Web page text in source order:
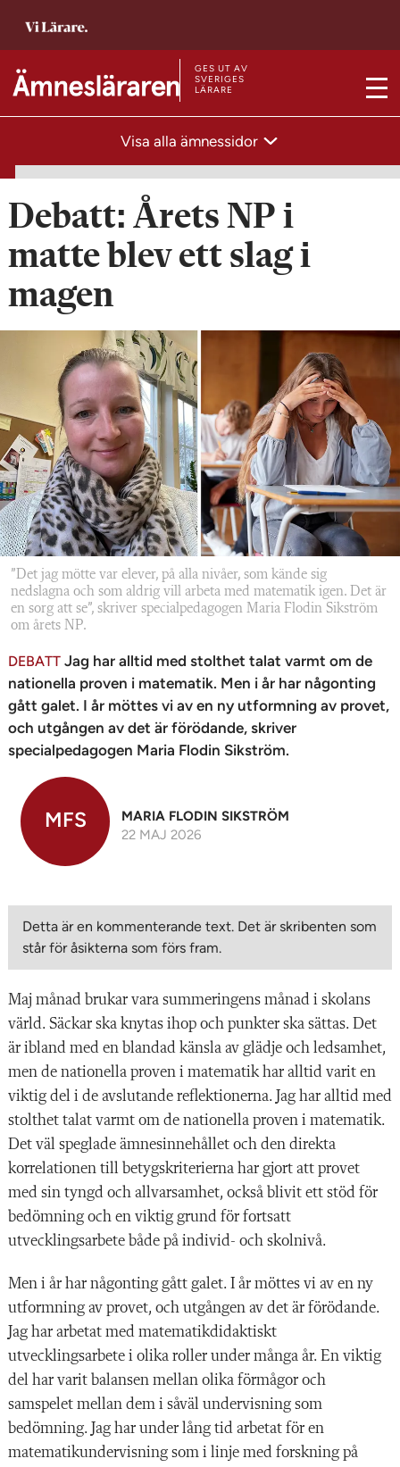
l
s
a
d
n
T
i
s
t
a
r
GES UT AV
SVERIGES
LÄRARE
M
Visa alla ämnessidor
Debatt: Årets NP i
matte blev ett slag i
magen
”Det jag mötte var elever, på alla nivåer, som kände sig
nedslagna och som aldrig vill arbeta med matematik igen. Det är
en sorg att se”, skriver specialpedagogen Maria Flodin Sikström
om årets NP.
DEBATT Jag har alltid med stolthet talat varmt om de
nationella proven i matematik. Men i år har någonting
gått galet. I år möttes vi av en ny utformning av provet,
och utgången av det är förödande, skriver
specialpedagogen Maria Flodin Sikström.
MFS
MARIA FLODIN SIKSTRÖM
22 MAJ 2026
Detta är en kommenterande text. Det är skribenten som
står för åsikterna som förs fram.
Maj månad brukar vara summeringens månad i skolans
värld. Säckar ska knytas ihop och punkter ska sättas. Det
är ibland med en blandad känsla av glädje och ledsamhet,
men de nationella proven i matematik har alltid varit en
viktig del i de avslutande reflektionerna. Jag har alltid med
stolthet talat varmt om de nationella proven i matematik.
Det väl speglade ämnesinnehållet och den direkta
korrelationen till betygskriterierna har gjort att provet
med sin tyngd och allvarsamhet, också blivit ett stöd för
bedömning och en viktig grund för fortsatt
utvecklingsarbete både på individ- och skolnivå.
Men i år har någonting gått galet. I år möttes vi av en ny
utformning av provet, och utgången av det är förödande.
Jag har arbetat med matematikdidaktiskt
utvecklingsarbete i olika roller under många år. En viktig
del har varit balansen mellan olika förmågor och
samspelet mellan dem i såväl undervisning som
bedömning. Jag har under lång tid arbetat för en
matematikundervisning som i linje med forskning på